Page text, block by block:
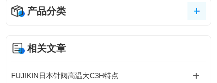
产品分类
相关文章
FUJIKIN日本针阀高温大C3H特点